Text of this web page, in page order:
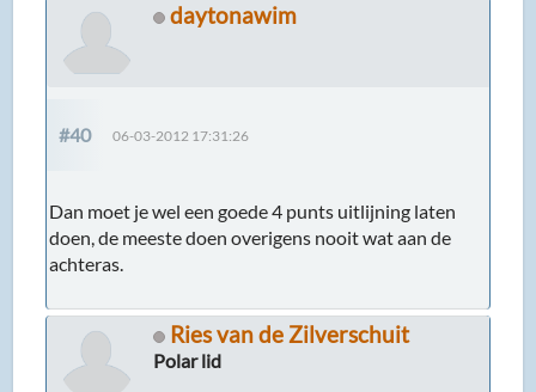
daytonawim
#40 06-03-2012 17:31:26
Dan moet je wel een goede 4 punts uitlijning laten
doen, de meeste doen overigens nooit wat aan de
achteras.
Ries van de Zilverschuit
Polar lid